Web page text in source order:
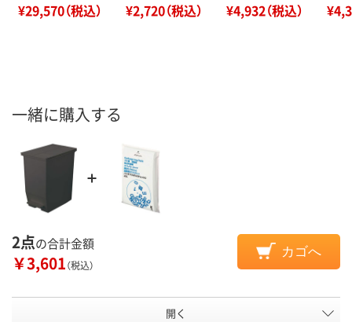
¥29,570（税込） ¥2,720（税込） ¥4,932（税込）
一緒に購入する
2点の合計金額
￥3,601（税込）
カゴへ
開く